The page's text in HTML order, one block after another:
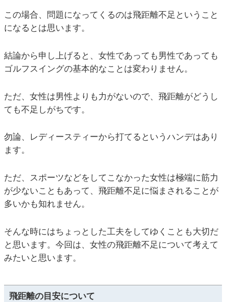
この場合、問題になってくるのは飛距離不足ということ
になるとは思います。
結論から申し上げると、女性であっても男性であっても
ゴルフスイングの基本的なことは変わりません。
ただ、女性は男性よりも力がないので、飛距離がどうし
ても不足しがちです。
勿論、レディースティーから打てるというハンデはあり
ます。
ただ、スポーツなどをしてこなかった女性は極端に筋力
が少ないこともあって、飛距離不足に悩まされることが
多いかも知れません。
そんな時にはちょっとした工夫をしてゆくことも大切だ
と思います。今回は、女性の飛距離不足について考えて
みたいと思います。
飛距離の目安について